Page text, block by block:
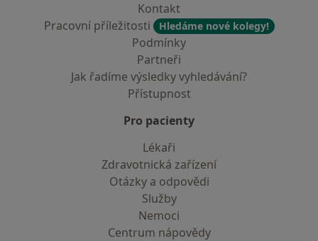
Kontakt
Pracovní příležitosti
Hledáme nové kolegy!
Podmínky
Partneři
Jak řadíme výsledky vyhledávání?
Přístupnost
Pro pacienty
Lékaři
Zdravotnická zařízení
Otázky a odpovědi
Služby
Nemoci
Centrum nápovědy